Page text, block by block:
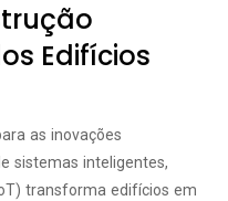
Edifícios
as inovações
sistemas inteligentes,
transforma edifícios em